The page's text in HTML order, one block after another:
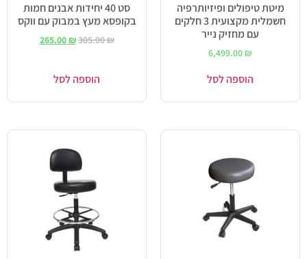
מיטת טיפולים ופיזיותרפיה
חשמלית מקצועית 3 חלקים
עם מחזיק נייר
6,499.00 ₪
הוספה לסל
סט 40 יחידות אבנים חמות
בקופסא מעץ במבוק עם ווקס
305.00₪
265.00₪
הוספה לסל